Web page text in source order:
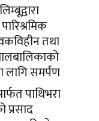
तथा
लागि समर्पण
पाथिभरा
प्रसाद